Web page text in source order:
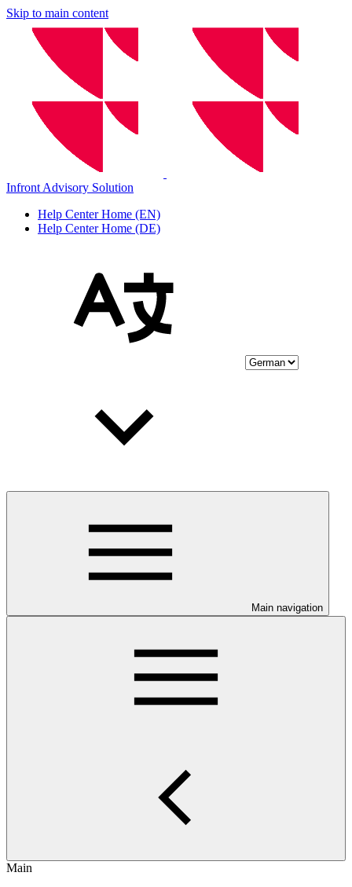
Skip to main content
Infront Advisory Solution
Help Center Home (EN)
Help Center Home (DE)
Main navigation
Main